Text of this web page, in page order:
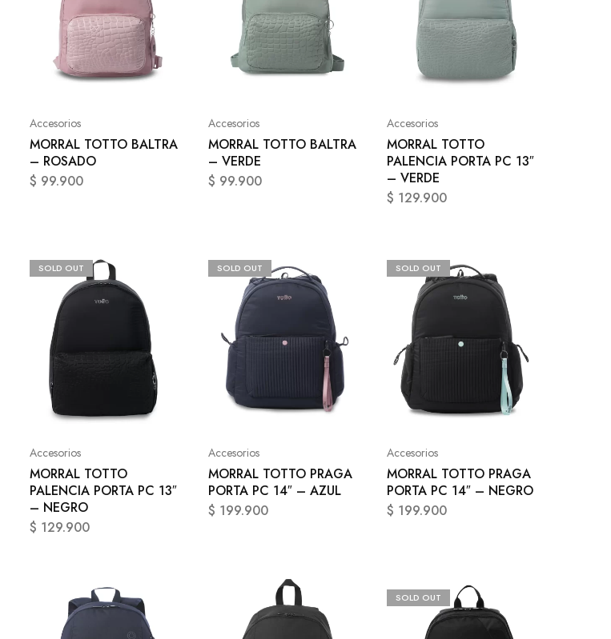
Accesorios
MORRAL TOTTO BALTRA
– ROSADO
$ 99.900
Accesorios
MORRAL TOTTO BALTRA
– VERDE
$ 99.900
Accesorios
MORRAL TOTTO
PALENCIA PORTA PC 13″
– VERDE
$ 129.900
SOLD OUT
Accesorios
MORRAL TOTTO
PALENCIA PORTA PC 13″
– NEGRO
$ 129.900
SOLD OUT
Accesorios
MORRAL TOTTO PRAGA
PORTA PC 14″ – AZUL
$ 199.900
SOLD OUT
Accesorios
MORRAL TOTTO PRAGA
PORTA PC 14″ – NEGRO
$ 199.900
SOLD OUT